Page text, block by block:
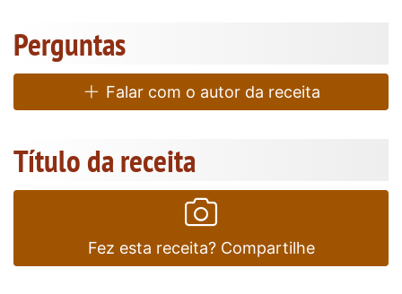
Perguntas
Falar com o autor da receita
Título da receita
Fez esta receita? Compartilhe